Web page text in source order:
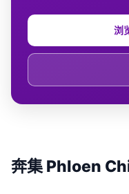
奔集 Phloen
浏